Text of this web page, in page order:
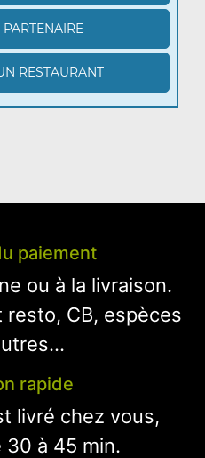
RESTAURANT
paiement
ou à la livraison.
resto, CB, espèces
rapide
livré chez vous,
30 à 45 min.